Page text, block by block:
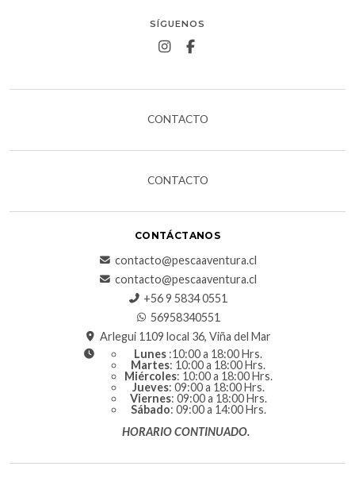
SÍGUENOS
CONTACTO
CONTACTO
CONTÁCTANOS
contacto@pescaaventura.cl
contacto@pescaaventura.cl
+56 9 5834 0551
56958340551
Arlegui 1109 local 36, Viña del Mar
Lunes :10:00 a 18:00 Hrs.
Martes: 10:00 a 18:00 Hrs.
Miércoles: 10:00 a 18:00 Hrs.
Jueves: 09:00 a 18:00 Hrs.
Viernes: 09:00 a 18:00 Hrs.
Sábado: 09:00 a 14:00 Hrs.
HORARIO CONTINUADO.